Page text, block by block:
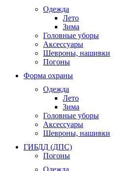
Одежда
Лето
Зима
Головные уборы
Аксессуары
Шевроны, нашивки
Погоны
Форма охраны
Одежда
Лето
Зима
Головные уборы
Аксессуары
Шевроны, нашивки
ГИБДД (ДПС)
Погоны
Одежда